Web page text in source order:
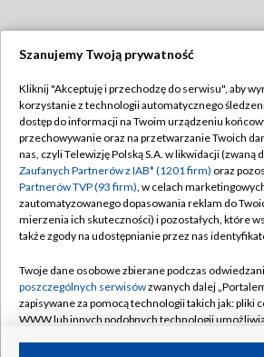
TVP
Abonament TVP
Emisja w TVP
Centrum informacji TVP
Naziemna Telewizja Cyfrowa
Rada Programowa
System NOS
Informacje o nadawcy
Regulamin TVP
Polityka
Moje zgody
Pomoc
Kontakt
Kanały
Szanujemy Twoją prywatność
Kliknij "Akceptuję i przechodzę do serwisu", aby
korzystanie z technologii automatycznego
dostęp do informacji na Twoim urządzeniu
przechowywanie oraz na przetwarzanie Twoich
nas, czyli Telewizję Polską S.A. w likwidacji (zwaną
Zaufanych Partnerów z IAB* (1201 firm) oraz
Partnerów TVP (93 firm), w celach
zautomatyzowanego dopasowania reklam do
mierzenia ich skuteczności) i pozostałych, które
także zgody na udostępnianie przez nas
Twoje dane osobowe zbierane podczas
poszczególnych serwisówzwanych dalej
zapisywane za pomocą technologii takich jak: pliki
WWW lub innych podobnych technologii